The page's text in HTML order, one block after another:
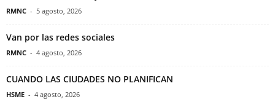
RMNC - 5 agosto, 2026
Van por las redes sociales
RMNC - 4 agosto, 2026
CUANDO LAS CIUDADES NO PLANIFICAN
HSME - 4 agosto, 2026